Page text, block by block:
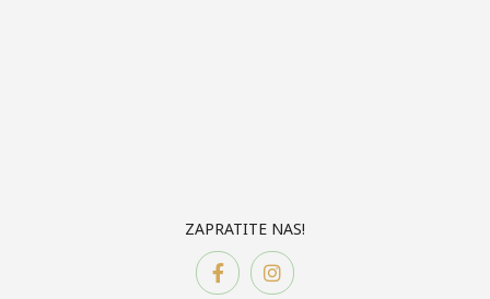
ZAPRATITE NAS!